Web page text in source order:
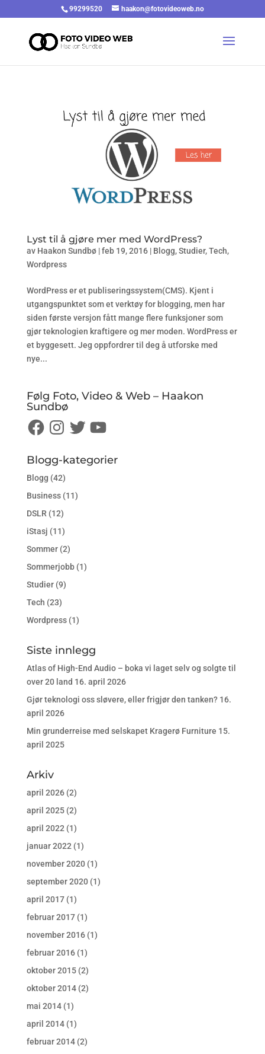
99299520 haakon@fotovideoweb.no
Lyst til å gjøre mer med WordPress?
av Haakon Sundbø|feb 19, 2016| Blogg,Studier,Tech,
Wordpress
WordPress er et publiseringssystem(CMS). Kjent i
utgangspunktet som et verktøy for blogging, men har
siden første versjon fått mange flere funksjoner som
gjør teknologien kraftigere og mer moden. WordPress er
et byggesett. Jeg oppfordrer til deg å utforske med
nye...
Følg Foto, Video & Web – Haakon
Sundbø
FacebookInstagram
TwitterYouTube
Blogg-kategorier
Blogg (42)
Business(11)
DSLR(12)
iStasj (11)
Sommer(2)
Sommerjobb(1)
Studier(9)
Tech (23)
Wordpress(1)
Siste innlegg
Atlas of High-End Audio – boka vi laget selv og solgte til
over 20 land 16. april 2026
Gjør teknologi oss sløvere, eller frigjør den tanken? 16.
april 2026
Min grunderreise med selskapet Kragerø Furniture 15.
april 2025
Arkiv
april 2026(2)
april 2025(2)
april 2022(1)
januar 2022(1)
november 2020(1)
september 2020(1)
april 2017(1)
februar 2017(1)
november 2016(1)
februar 2016(1)
oktober 2015(2)
oktober 2014(2)
mai 2014(1)
april 2014(1)
februar 2014(2)